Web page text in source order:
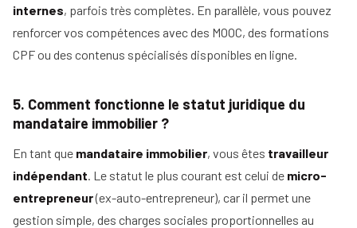
internes, parfois très complètes. En parallèle, vous pouvez
renforcer vos compétences avec des MOOC, des formations
CPF ou des contenus spécialisés disponibles en ligne.
5. Comment fonctionne le statut juridique du
mandataire immobilier ?
En tant que mandataire immobilier, vous êtes travailleur
indépendant. Le statut le plus courant est celui de micro-
entrepreneur(ex-auto-entrepreneur), car il permet une
gestion simple, des charges sociales proportionnelles au